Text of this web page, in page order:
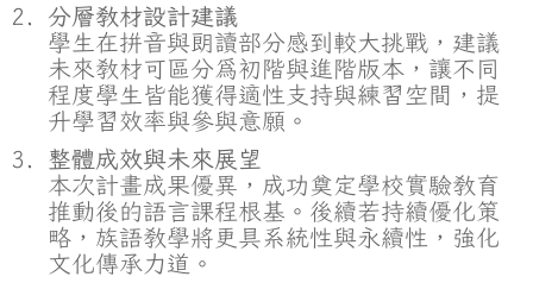
分層教材設計建議
學生在拼音與朗讀部分感到較大挑戰，建議
未來教材可區分為初階與進階版本，讓不同
程度學生皆能獲得適性支持與練習空間，提
升學習效率與參與意願。
整體成效與未來展望
本次計畫成果優異，成功奠定學校實驗教育
推動後的語言課程根基。後續若持續優化策
略，族語教學將更具系統性與永續性，強化
文化傳承力道。